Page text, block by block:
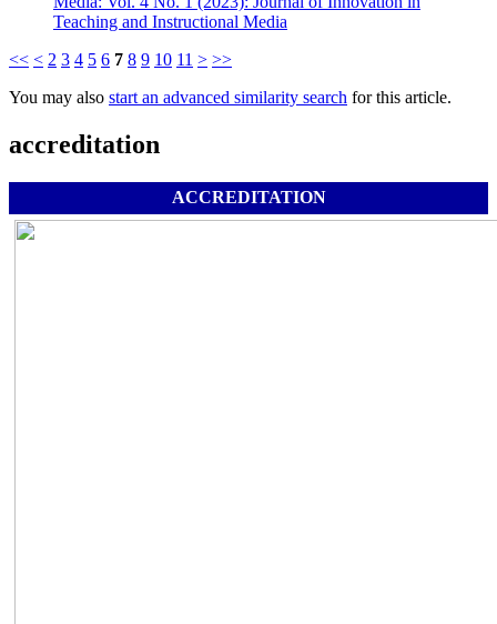
Teaching and Instructional Media
<< < 2 3 4 5 6 7 8 9 10 11 > >>
You may also start an advanced similarity search for this article.
accreditation
ACCREDITATION